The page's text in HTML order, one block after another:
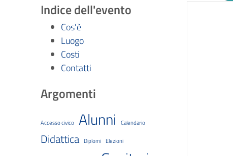
Indice dell'evento
Cos'è
Luogo
Costi
Contatti
Argomenti
Accesso civico Alunni Calendario
Didattica Diplomi Elezioni